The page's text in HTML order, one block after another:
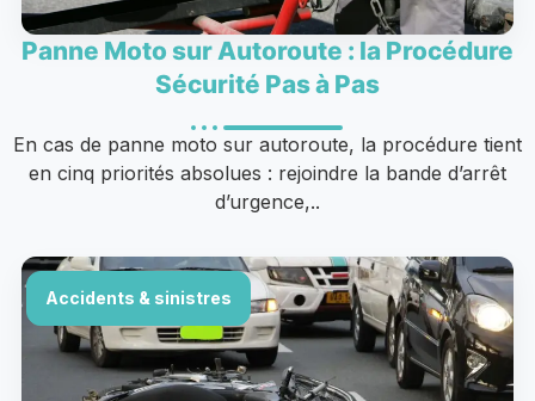
Panne Moto sur Autoroute : la Procédure
Sécurité Pas à Pas
En cas de panne moto sur autoroute, la procédure tient
en cinq priorités absolues : rejoindre la bande d’arrêt
d’urgence,..
Accidents & sinistres